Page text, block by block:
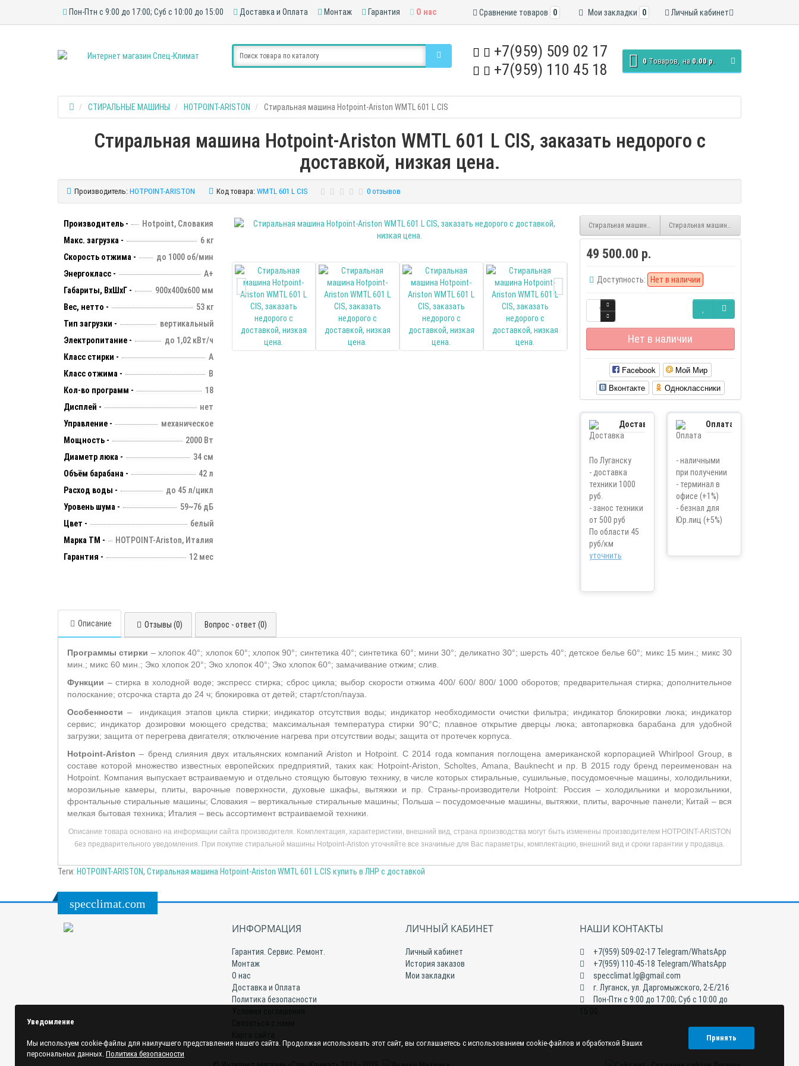
Пон-Птн с 9:00 до 17:00; Суб с 10:00 до 15:00 Доставка и Оплата Монтаж Гарантия О нас Личный кабинет
Мои закладки 0
Сравнение товаров 0
+7(959) 509 02 17
+7(959) 110 45 18
0 Tоваров, на 0.00 р.
СТИРАЛЬНЫЕ МАШИНЫ HOTPOINT-ARISTON Стиральная машина Hotpoint-Ariston WMTL 601 L CIS
Стиральная машина Hotpoint-Ariston WMTL 601 L CIS, заказать недорого с
доставкой, низкая цена.
Производитель: HOTPOINT-ARISTON Код товара: WMTL 601 L CIS 0 отзывов
Производитель -
Hotpoint, Словакия
Макс. загрузка -
6 кг
Скорость отжима -
до 1000 об/мин
Энергокласс -
А+
Габариты, ВхШхГ -
900х400х600 мм
Вес, нетто -
53 кг
Тип загрузки -
вертикальный
Электропитание -
до 1,02 кВт/ч
Класс стирки -
А
Класс отжима -
В
Кол-во программ -
18
Дисплей -
нет
Управление -
механическое
Мощность -
2000 Вт
Диаметр люка -
34 см
Объём барабана -
42 л
Расход воды -
до 45 л/цикл
Уровень шума -
59~76 дБ
Цвет -
белый
Марка ТМ -
HOTPOINT-Ariston, Италия
Гарантия -
12 мес
Стиральная машина Hotpoint-Ariston RST 703 DW
Стиральная машина Hotpoint-Ariston NS
49 500.00 р.
Доступность: Нет в наличии
Нет в наличии
Facebook
Мой Мир
Вконтакте
Одноклассники
Доставка
По Луганску
- доставка
техники 1000
руб.
- занос техники
от 500 руб
По области 45
руб/км
уточнить
Оплата
- наличными
при получении
- терминал в
офисе (+1%)
- безнал для
Юр.лиц (+5%)
Описание Отзывы (0) Вопрос - ответ (0)
Программы стирки – хлопок 40°; хлопок 60°; хлопок 90°; синтетика 40°; синтетика 60°; мини 30°; деликатно 30°; шерсть 40°; детское белье 60°; микс 15 мин.; микс 30
мин.; микс 60 мин.; Эко хлопок 20°; Эко хлопок 40°; Эко хлопок 60°; замачивание отжим; слив.
Функции – стирка в холодной воде; экспресс стирка; сброс цикла; выбор скорости отжима 400/ 600/ 800/ 1000 оборотов; предварительная стирка; дополнительное
полоскание; отсрочка старта до 24 ч; блокировка от детей; старт/стоп/пауза.
Особенности –
индикация этапов цикла стирки; индикатор отсутствия воды; индикатор необходимости очистки фильтра; индикатор блокировки люка; индикатор
сервис; индикатор дозировки моющего средства; максимальная температура стирки 90°С; плавное открытие дверцы люка; автопарковка барабана для удобной
загрузки; защита от перегрева двигателя; отключение нагрева при отсутствии воды; защита от протечек корпуса.
Hotpoint-Ariston – бренд слияния двух итальянских компаний Ariston и Hotpoint. С 2014 года компания поглощена американской корпорацией Whirlpool Group, в
составе которой множество известных европейских предприятий, таких как: Hotpoint-Ariston, Scholtes, Amana, Bauknecht и пр. В 2015 году бренд переименован на
Hotpoint. Компания выпускает встраиваемую и отдельно стоящую бытовую технику, в числе которых стиральные, сушильные, посудомоечные машины, холодильники,
морозильные камеры, плиты, варочные поверхности, духовые шкафы, вытяжки и пр. Страны-производители Hotpoint: Россия – холодильники и морозильники,
фронтальные стиральные машины; Словакия – вертикальные стиральные машины; Польша – посудомоечные машины, вытяжки, плиты, варочные панели; Китай – вся
мелкая бытовая техника; Италия – весь ассортимент встраиваемой техники.
Описание товара основано на информации сайта производителя. Комплектация, характеристики, внешний вид, страна производства могут быть изменены производителем HOTPOINT-ARISTON
без предварительного уведомления. При покупке стиральной машины Hotpoint-Ariston уточняйте все значимые для Вас параметры, комплектацию, внешний вид и сроки гарантии у продавца.
Теги: HOTPOINT-ARISTON, Стиральная машина Hotpoint-Ariston WMTL 601 L CIS купить в ЛНР с доставкой
specclimat.com
ИНФОРМАЦИЯ
Гарантия. Сервис. Ремонт.
Монтаж
О нас
Доставка и Оплата
Политика безопасности
ЛИЧНЫЙ КАБИНЕТ
Личный кабинет
История заказов
Мои закладки
НАШИ КОНТАКТЫ
+7(959) 509-02-17 Telegram/WhatsApp
+7(959) 110-45-18 Telegram/WhatsApp
specclimat.lg@gmail.com
г. Луганск, ул. Даргомыжского, 2-Е/216
Пон-Птн с 9:00 до 17:00; Суб с 10:00 до
Уведомление
Мы используем cookie-файлы для наилучшего представления нашего сайта. Продолжая использовать этот сайт, вы соглашаетесь с использованием cookie-файлов и обработкой Ваших
персональных данных. Политика безопасности
Принять